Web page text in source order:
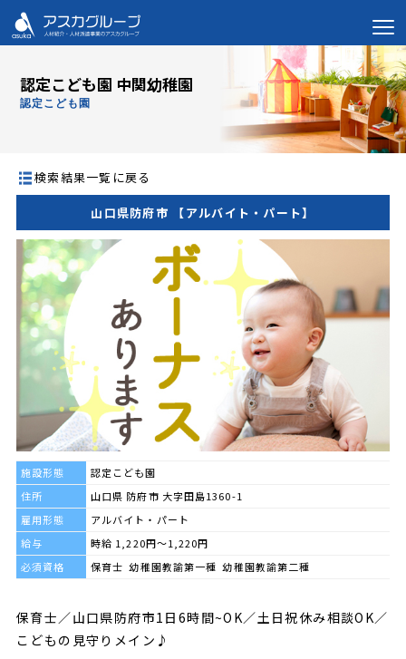
認定こども園 中関幼稚園
認定こども園
検索結果一覧に戻る
山口県防府市 【アルバイト・パート】
施設形態
認定こども園
住所
山口県 防府市 大字田島1360-1
雇用形態
アルバイト・パート
給与
時給 1,220円～1,220円
必須資格
保育士 幼稚園教諭第一種 幼稚園教諭第二種
保育士／山口県防府市1日6時間~OK／土日祝休み相談OK／
こどもの見守りメイン♪